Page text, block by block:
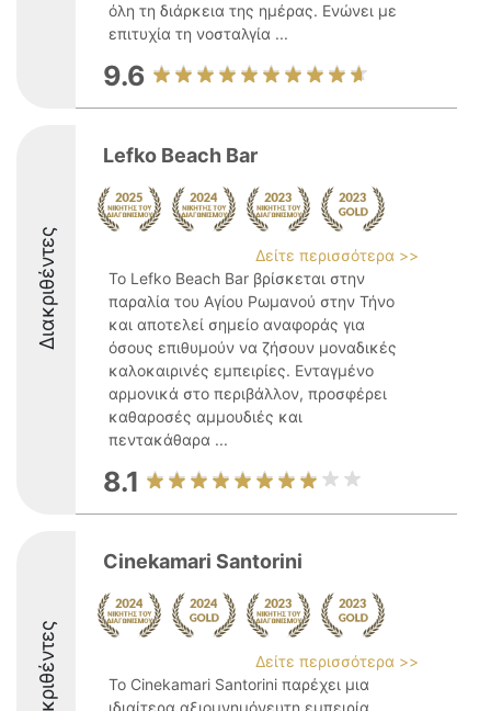
όλη τη διάρκεια της ημέρας. Ενώνει με
επιτυχία τη νοσταλγία ...
9.6
Διακριθέντες
Lefko Beach Bar
Δείτε περισσότερα >>
Το Lefko Beach Bar βρίσκεται στην
παραλία του Αγίου Ρωμανού στην Τήνο
και αποτελεί σημείο αναφοράς για
όσους επιθυμούν να ζήσουν μοναδικές
καλοκαιρινές εμπειρίες. Ενταγμένο
αρμονικά στο περιβάλλον, προσφέρει
καθαροσές αμμουδιές και
πεντακάθαρα ...
8.1
Διακριθέντες
Cinekamari Santorini
Δείτε περισσότερα >>
Το Cinekamari Santorini παρέχει μια
ιδιαίτερα αξιομνημόνευτη εμπειρία